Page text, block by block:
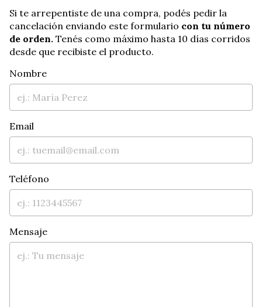
Si te arrepentiste de una compra, podés pedir la
cancelación enviando este formulario con tu número
de orden. Tenés como máximo hasta 10 días corridos
desde que recibiste el producto.
Nombre
Email
Teléfono
Mensaje